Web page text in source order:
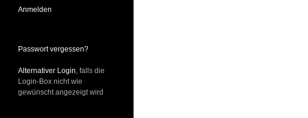
Anmelden
Passwort vergessen?
Alternativer Login , falls die
Login-Box nicht wie
gewünscht angezeigt wird